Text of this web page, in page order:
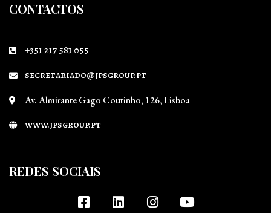
CONTACTOS
+351 217 581 055
secretariado@jpsgroup.pt
Av. Almirante Gago Coutinho, 126, Lisboa
www.jpsgroup.pt
REDES SOCIAIS